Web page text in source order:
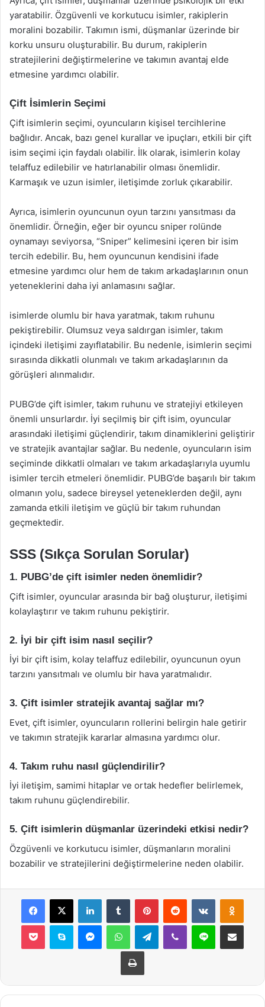
yaratabilir. Özgüvenli ve korkutucu isimler, rakiplerin
moralini bozabilir. Takımın ismi, düşmanlar üzerinde bir
korku unsuru oluşturabilir. Bu durum, rakiplerin
stratejilerini değiştirmelerine ve takımın avantaj elde
etmesine yardımcı olabilir.
Çift İsimlerin Seçimi
Çift isimlerin seçimi, oyuncuların kişisel tercihlerine
bağlıdır. Ancak, bazı genel kurallar ve ipuçları, etkili bir çift
isim seçimi için faydalı olabilir. İlk olarak, isimlerin kolay
telaffuz edilebilir ve hatırlanabilir olması önemlidir.
Karmaşık ve uzun isimler, iletişimde zorluk çıkarabilir.
Ayrıca, isimlerin oyuncunun oyun tarzını yansıtması da
önemlidir. Örneğin, eğer bir oyuncu sniper rolünde
oynamayı seviyorsa, “Sniper” kelimesini içeren bir isim
tercih edebilir. Bu, hem oyuncunun kendisini ifade
etmesine yardımcı olur hem de takım arkadaşlarının onun
yeteneklerini daha iyi anlamasını sağlar.
isimlerde olumlu bir hava yaratmak, takım ruhunu
pekiştirebilir. Olumsuz veya saldırgan isimler, takım
içindeki iletişimi zayıflatabilir. Bu nedenle, isimlerin seçimi
sırasında dikkatli olunmalı ve takım arkadaşlarının da
görüşleri alınmalıdır.
PUBG’de çift isimler, takım ruhunu ve stratejiyi etkileyen
önemli unsurlardır. İyi seçilmiş bir çift isim, oyuncular
arasındaki iletişimi güçlendirir, takım dinamiklerini geliştirir
ve stratejik avantajlar sağlar. Bu nedenle, oyuncuların isim
seçiminde dikkatli olmaları ve takım arkadaşlarıyla uyumlu
isimler tercih etmeleri önemlidir. PUBG’de başarılı bir takım
olmanın yolu, sadece bireysel yeteneklerden değil, aynı
zamanda etkili iletişim ve güçlü bir takım ruhundan
geçmektedir.
SSS (Sıkça Sorulan Sorular)
1. PUBG’de çift isimler neden önemlidir?
Çift isimler, oyuncular arasında bir bağ oluşturur, iletişimi
kolaylaştırır ve takım ruhunu pekiştirir.
2. İyi bir çift isim nasıl seçilir?
İyi bir çift isim, kolay telaffuz edilebilir, oyuncunun oyun
tarzını yansıtmalı ve olumlu bir hava yaratmalıdır.
3. Çift isimler stratejik avantaj sağlar mı?
Evet, çift isimler, oyuncuların rollerini belirgin hale getirir
ve takımın stratejik kararlar almasına yardımcı olur.
4. Takım ruhu nasıl güçlendirilir?
İyi iletişim, samimi hitaplar ve ortak hedefler belirlemek,
takım ruhunu güçlendirebilir.
5. Çift isimlerin düşmanlar üzerindeki etkisi nedir?
Özgüvenli ve korkutucu isimler, düşmanların moralini
bozabilir ve stratejilerini değiştirmelerine neden olabilir.
Facebook
X LinkedInTumblr PinterestReddit VKontakte
Pocket Skype MessengerWhatsAppTelegramViber Line E-Posta ile
Yazdır